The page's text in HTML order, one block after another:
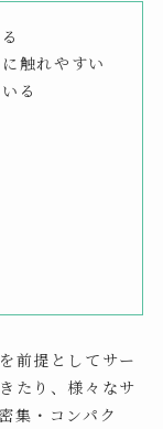
触れやすい
る
前提としてサー
たり、様々なサ
集・コンパク